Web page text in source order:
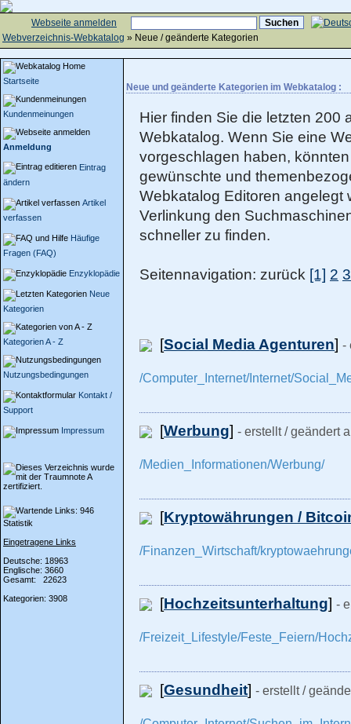
Webseite anmelden
Webverzeichnis-Webkatalog » Neue / geänderte Kategorien
Startseite
Kundenmeinungen
Anmeldung
Eintrag
ändern
Artikel
verfassen
Häufige
Fragen (FAQ)
Enzyklopädie
Neue
Kategorien
Kategorien A - Z
Nutzungsbedingungen
Kontakt /
Support
Impressum
Statistik
Eingetragene Links
Deutsche: 18963
Englische: 3660
Gesamt: 22623
Kategorien: 3908
Neue und geänderte Kategorien im Webkatalog :
Hier finden Sie die letzten 200
Webkatalog. Wenn Sie eine
vorgeschlagen haben,
gewünschte und
Webkatalog Editoren angelegt
Verlinkung den
schneller zu finden.
Seitennavigation: zurück [1] 2 3
[Social Media Agenturen] -
/Computer_Internet/Internet/
[Werbung] - erstellt / geändert
/Medien_Informationen/Werbung/
[Kryptowährungen /
/Finanzen_Wirtschaft/
[Hochzeitsunterhaltung] -
/Freizeit_Lifestyle/Feste_Feiern/
[Gesundheit] - erstellt /